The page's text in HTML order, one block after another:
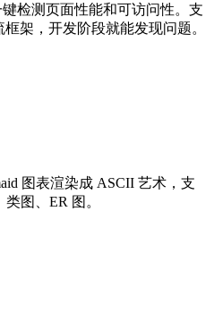
键检测页面性能和可访问性。支
架，开发阶段就能发现问题。
图表渲染成 ASCII 艺术，支
图、ER 图。